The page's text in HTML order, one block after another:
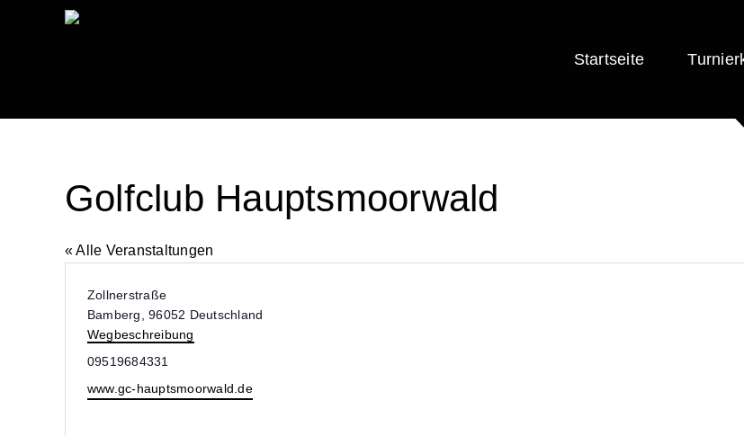
Startseite
Golfclub Hauptsmoorwald
« Alle Veranstaltungen
Adresse
Zollnerstraße
Bamberg
96052 Deutschland
Wegbeschreibung
Telefon
09519684331
Webseite
www.gc-hauptsmoorwald.de